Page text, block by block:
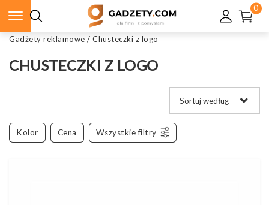
0
Gadżety reklamowe / Chusteczki z logo
CHUSTECZKI Z LOGO
Kolor Cena Wszystkie filtry